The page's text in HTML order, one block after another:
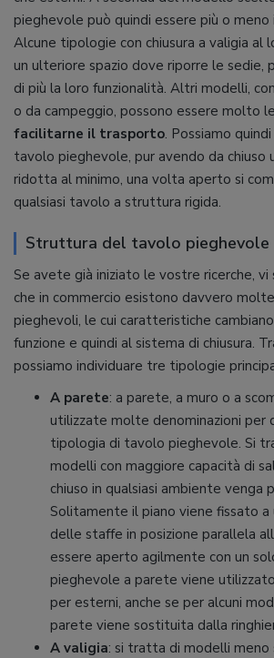
pieghevole può quindi essere più o
Alcune tipologie con chiusura a valigia al
un ulteriore spazio dove riporre le sedie,
di più la loro funzionalità. Altri modelli,
o da campeggio, possono essere molto
facilitarne il trasporto. Possiamo
tavolo pieghevole, pur avendo da chiuso
ridotta al minimo, una volta aperto si
qualsiasi tavolo a struttura rigida.
Struttura del tavolo pieghevole
Se avete già iniziato le vostre ricerche,
che in commercio esistono davvero
pieghevoli, le cui caratteristiche
funzione e quindi al sistema di chiusura.
possiamo individuare tre tipologie
A parete: a parete, a muro o a
utilizzate molte denominazioni per
tipologia di tavolo pieghevole. Si
modelli con maggiore capacità di
chiuso in qualsiasi ambiente venga
Solitamente il piano viene fissato a
delle staffe in posizione parallela
essere aperto agilmente con un
pieghevole a parete viene
per esterni, anche se per alcuni
parete viene sostituita dalla
A valigia: si tratta di modelli